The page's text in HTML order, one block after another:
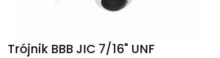
Trójnik BBB JIC 7/16" UNF